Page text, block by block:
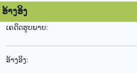
ອ້າງອິງ
ເຄດິດຮູບພາບ:
ອ້າງອິງ: